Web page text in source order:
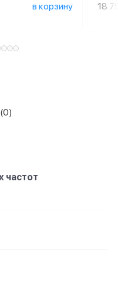
в корзину 18
(0)
частот